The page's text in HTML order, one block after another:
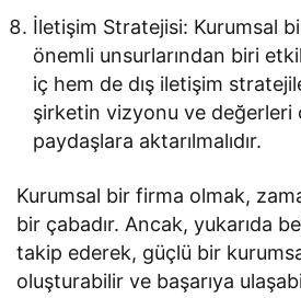
İletişim Stratejisi: Kurumsal
önemli unsurlarından biri
iç hem de dış iletişim
şirketin vizyonu ve değerleri
paydaşlara aktarılmalıdır.
Kurumsal bir firma olmak,
bir çabadır. Ancak, yukarıda
takip ederek, güçlü bir
oluşturabilir ve başarıya